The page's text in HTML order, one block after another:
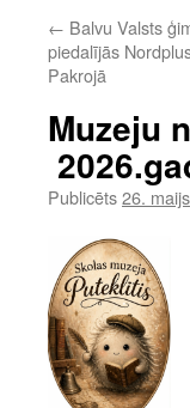
← Balvu Valsts
piedalījās
Pakrojā
Muzeju
Publicēts26.